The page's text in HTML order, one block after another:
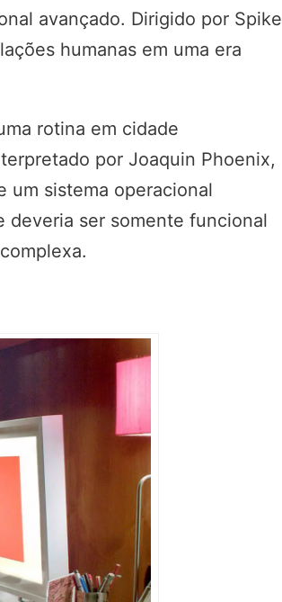
avançado. Dirigido por Spike
humanas em uma era
rotina em cidade
por Joaquin Phoenix,
um sistema operacional
deveria ser somente funcional